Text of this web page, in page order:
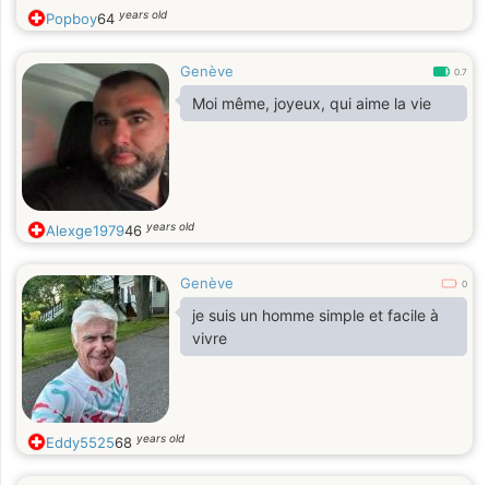
Popboy64 years old
Genève 0.7
Moi même, joyeux, qui aime la vie
Alexge197946 years old
Genève 0
je suis un homme simple et facile à
vivre
Eddy552568 years old